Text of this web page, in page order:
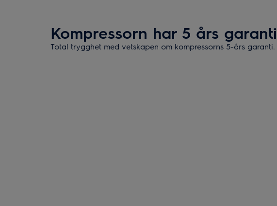
Kompressorn har 5 års garanti
Total trygghet med vetskapen om kompressorns 5-års garanti.